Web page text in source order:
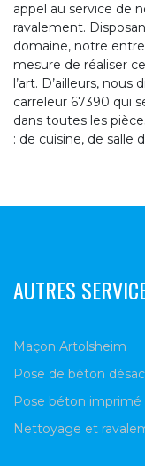
appel au service de
ravalement.
domaine, notre
mesure de réaliser
l’art. D’ailleurs, nous
carreleur 67390 qui
dans toutes les
: de cuisine, de salle
AUTRES
Maçon Artolsheim
Pose de béton
Pose béton
Nettoyage et